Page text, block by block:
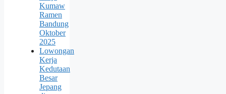
Kumaw
Ramen
Bandung
Oktober
2025
Lowongan
Kerja
Kedutaan
Besar
Jepang